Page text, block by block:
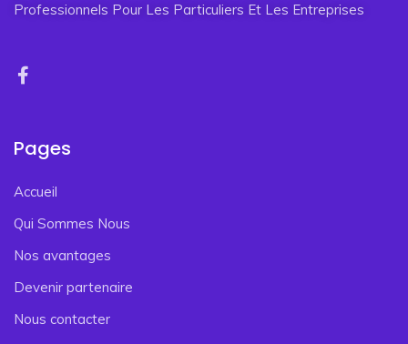
Professionnels Pour Les Particuliers Et Les Entreprises
Pages
Accueil
Qui Sommes Nous
Nos avantages
Devenir partenaire
Nous contacter